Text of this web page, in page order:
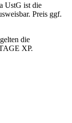
UstG ist die
Preis ggf.
die
XP.